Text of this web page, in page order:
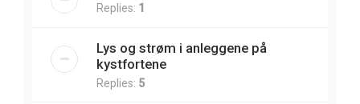
Replies: 1
Lys og strøm i anleggene på
kystfortene
Replies: 5